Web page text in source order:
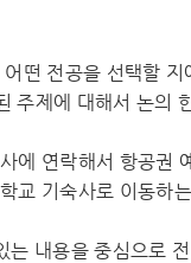
떤 전공을 선택할
주제에 대해서 논의
에 연락해서 항공권
교 기숙사로 이동하
내용을 중심으로